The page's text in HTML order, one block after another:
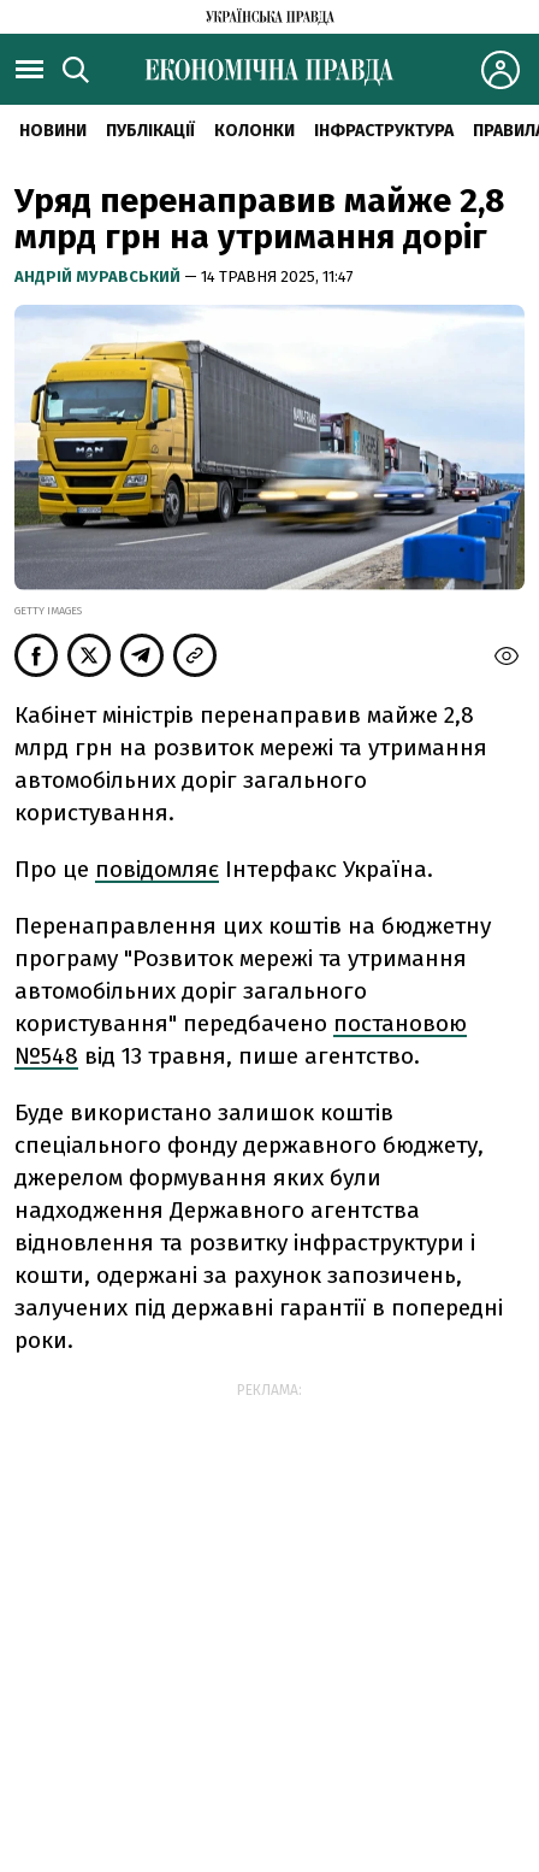
НОВИНИ ПУБЛІКАЦІЇ КОЛОНКИ ІНФРАСТРУКТУРА
Уряд перенаправив майже 2,8
млрд грн на утримання доріг
АНДРІЙ МУРАВСЬКИЙ — 14 ТРАВНЯ 2025, 11:47
GETTY IMAGES
Кабінет міністрів перенаправив майже 2,8
млрд грн на розвиток мережі та утримання
автомобільних доріг загального
користування.
Про це повідомляє Інтерфакс Україна.
Перенаправлення цих коштів на бюджетну
програму "Розвиток мережі та утримання
автомобільних доріг загального
користування" передбачено постановою
№548 від 13 травня, пише агентство.
Буде використано залишок коштів
спеціального фонду державного бюджету,
джерелом формування яких були
надходження Державного агентства
відновлення та розвитку інфраструктури і
кошти, одержані за рахунок запозичень,
залучених під державні гарантії в попередні
роки.
РЕКЛАМА: